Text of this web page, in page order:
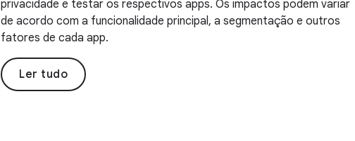
privacidade e testar os respectivos apps. Os impactos podem variar
de acordo com a funcionalidade principal, a segmentação e outros
fatores de cada app.
Ler tudo